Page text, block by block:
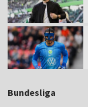
Bundesliga